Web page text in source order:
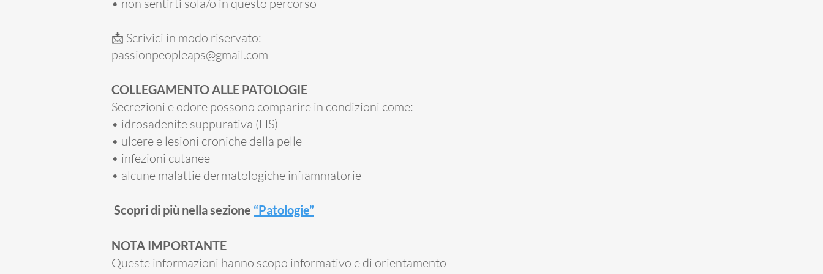
• non sentirti sola/o in questo percorso
📩 Scrivici in modo riservato:
passionpeopleaps@gmail.com
COLLEGAMENTO ALLE PATOLOGIE
Secrezioni e odore possono comparire in condizioni come:
• idrosadenite suppurativa (HS)
• ulcere e lesioni croniche della pelle
• infezioni cutanee
• alcune malattie dermatologiche infiammatorie
Scopri di più nella sezione “Patologie”
NOTA IMPORTANTE
Queste informazioni hanno scopo informativo e di orientamento